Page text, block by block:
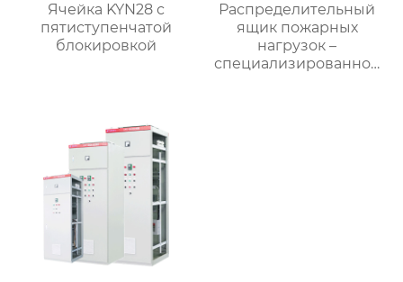
Ячейка KYN28 с
пятиступенчатой
блокировкой
Распределительный
ящик пожарных
нагрузок –
специализированное